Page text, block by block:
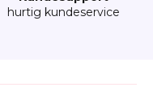
hurtig kundeservice